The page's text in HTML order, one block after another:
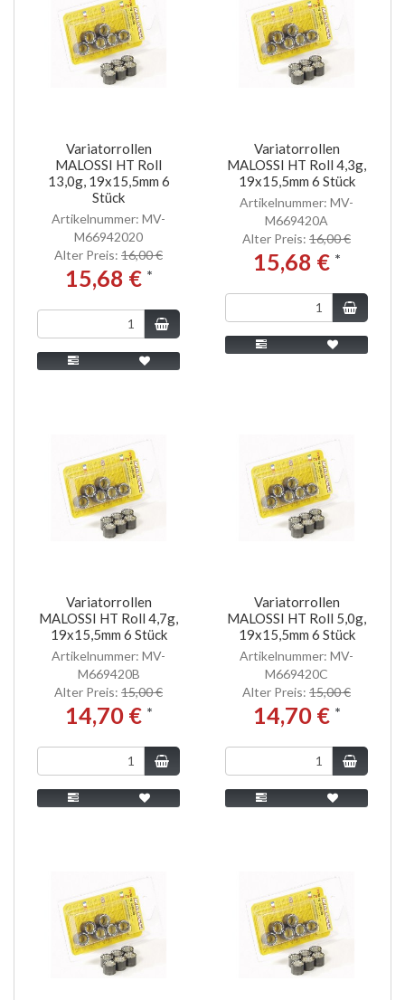
Variatorrollen
MALOSSI HT Roll
13,0g, 19x15,5mm 6
Stück
Artikelnummer: MV-
M66942020
Alter Preis: 16,00 €
15,68 € *
Variatorrollen
MALOSSI HT Roll 4,3g,
19x15,5mm 6 Stück
Artikelnummer: MV-
M669420A
Alter Preis: 16,00 €
15,68 € *
Variatorrollen
MALOSSI HT Roll 4,7g,
19x15,5mm 6 Stück
Artikelnummer: MV-
M669420B
Alter Preis: 15,00 €
14,70 € *
Variatorrollen
MALOSSI HT Roll 5,0g,
19x15,5mm 6 Stück
Artikelnummer: MV-
M669420C
Alter Preis: 15,00 €
14,70 € *